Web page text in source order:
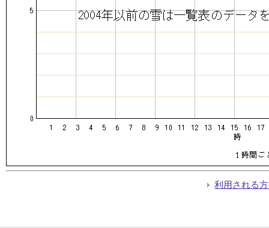
利用される